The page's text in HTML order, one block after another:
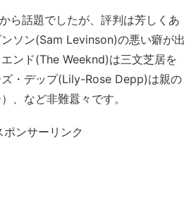
ら話題でしたが、評判は芳しくあ
ソン(Sam Levinson)の悪い癖が出
ンド(The Weeknd)は三文芝居を
・デップ(Lily-Rose Depp)は親の
、など非難囂々です。
ポンサーリンク